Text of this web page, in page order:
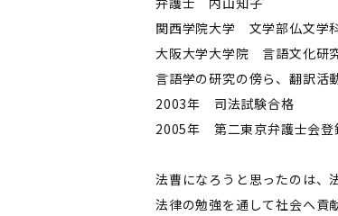
関西学院大学 文学部仏文
大阪大学大学院 言語文化研
言語学の研究の傍ら、翻訳活
2003年 司法試験合格
2005年 第二東京弁護士会登
法曹になろうと思ったのは、
法律の勉強を通して社会へ貢